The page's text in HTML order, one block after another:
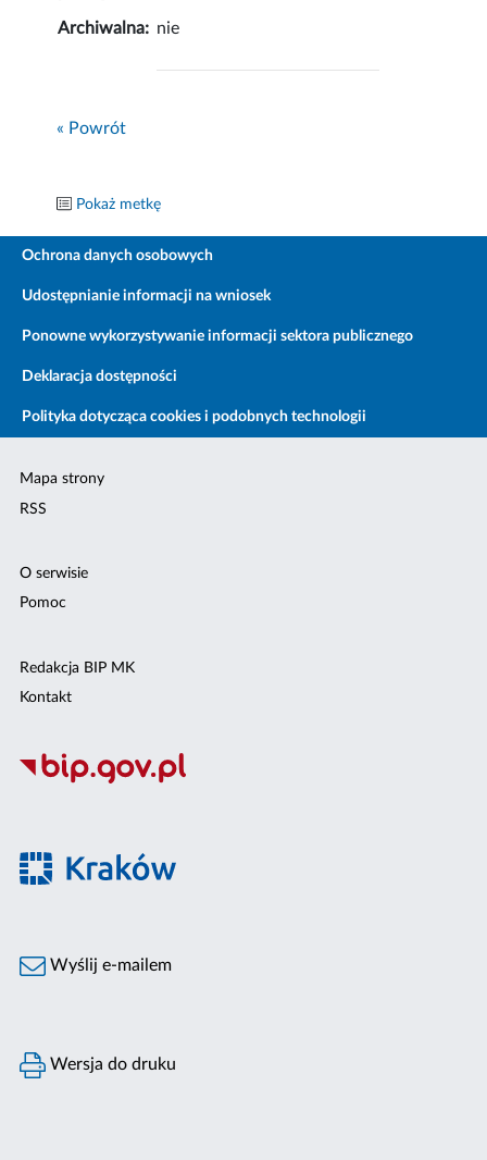
Archiwalna: nie
« Powrót
Pokaż metkę
Ochrona danych osobowych
Udostępnianie informacji na wniosek
Ponowne wykorzystywanie informacji sektora publicznego
Deklaracja dostępności
Polityka dotycząca cookies i podobnych technologii
Mapa strony
RSS
O serwisie
Pomoc
Redakcja BIP MK
Kontakt
Wyślij e-mailem
Wersja do druku